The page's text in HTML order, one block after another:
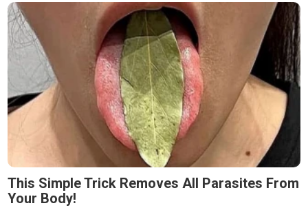
This Simple Trick Removes All Parasites From
Your Body!